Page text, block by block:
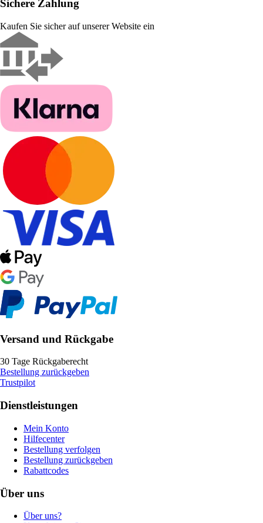
Sichere Zahlung
Kaufen Sie sicher auf unserer Website ein
Versand und Rückgabe
30 Tage Rückgaberecht
Bestellung zurückgeben
Trustpilot
Dienstleistungen
Mein Konto
Hilfecenter
Bestellung verfolgen
Bestellung zurückgeben
Rabattcodes
Über uns
Über uns?